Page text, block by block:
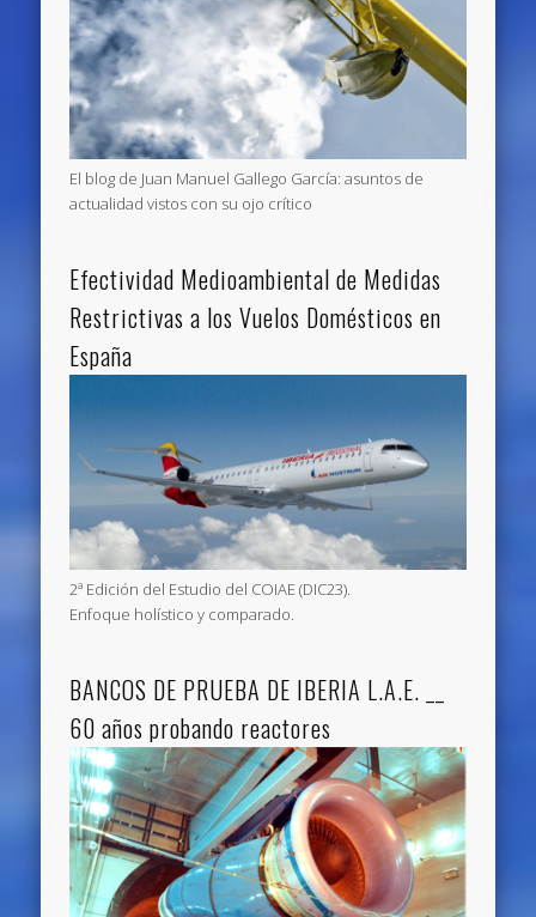
El blog de Juan Manuel Gallego García: asuntos de
actualidad vistos con su ojo crítico
Efectividad Medioambiental de Medidas
Restrictivas a los Vuelos Domésticos en
España
2ª Edición del Estudio del COIAE (DIC23).
Enfoque holístico y comparado.
BANCOS DE PRUEBA DE IBERIA L.A.E. __
60 años probando reactores